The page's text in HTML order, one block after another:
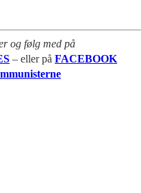
og følg med på
– eller på FACEBOOK